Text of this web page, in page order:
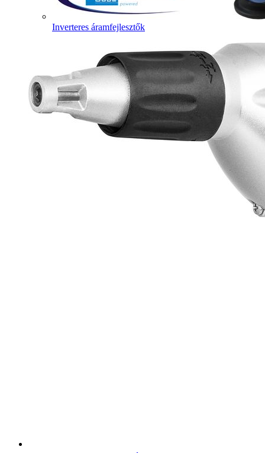
Inverteres áramfejlesztők